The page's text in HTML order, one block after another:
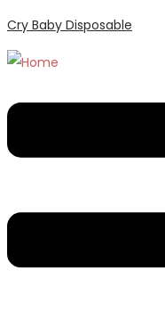
Cry Baby Disposable